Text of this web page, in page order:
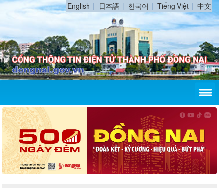
English 日本語 한국어 Tiếng Việt 中文